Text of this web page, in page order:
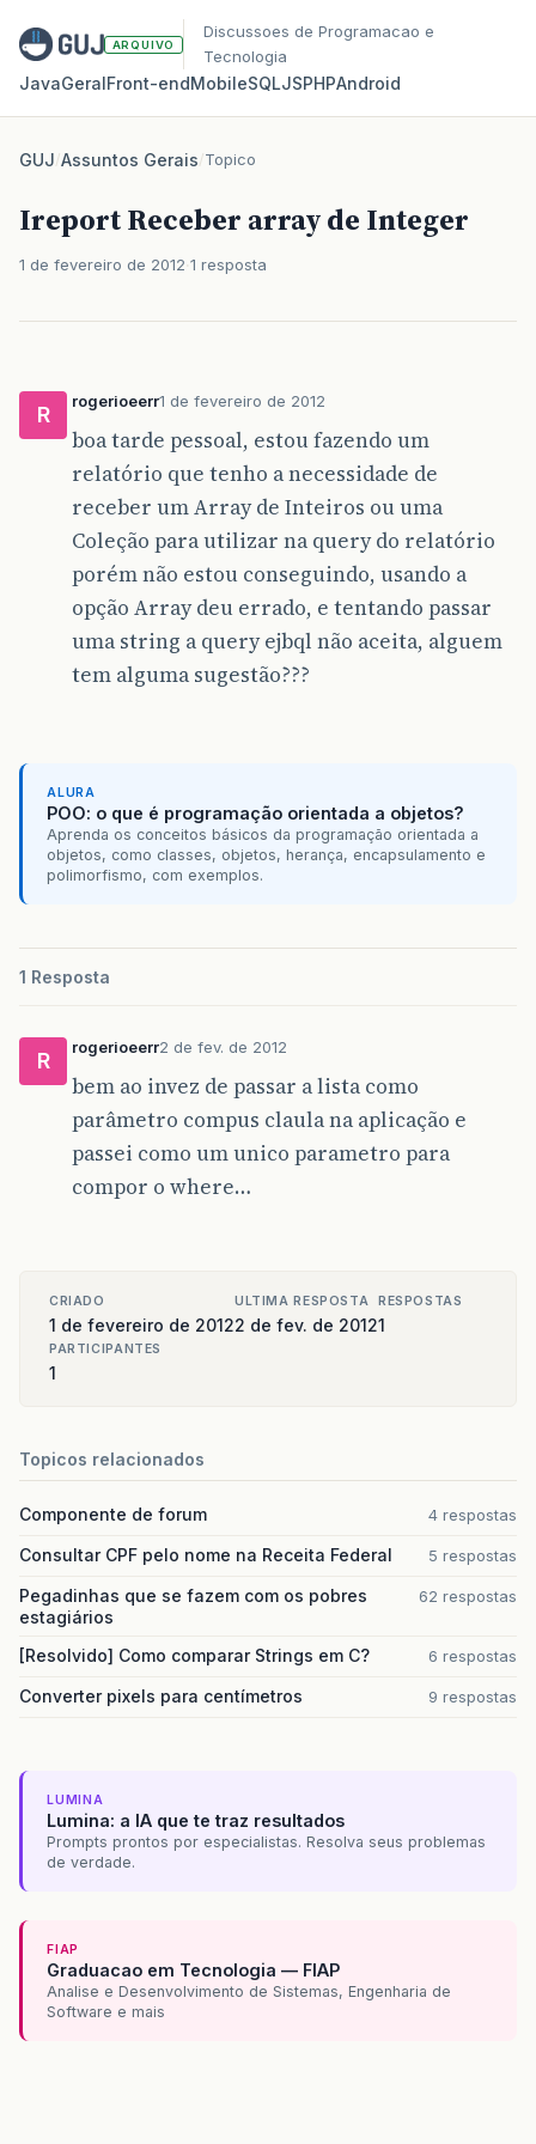
ARQUIVO
Discussoes de Programacao e
Tecnologia
JavaGeralFront‑endMobileSQLJSPHPAndroid
GUJ/Assuntos Gerais/Topico
Ireport Receber array de Integer
1 de fevereiro de 2012 1 resposta
R
rogerioeerr1 de fevereiro de 2012
boa tarde pessoal, estou fazendo um
relatório que tenho a necessidade de
receber um Array de Inteiros ou uma
Coleção para utilizar na query do relatório
porém não estou conseguindo, usando a
opção Array deu errado, e tentando passar
uma string a query ejbql não aceita, alguem
tem alguma sugestão???
ALURA
POO: o que é programação orientada a objetos?
Aprenda os conceitos básicos da programação orientada a
objetos, como classes, objetos, herança, encapsulamento e
polimorfismo, com exemplos.
1 Resposta
R
rogerioeerr2 de fev. de 2012
bem ao invez de passar a lista como
parâmetro compus claula na aplicação e
passei como um unico parametro para
compor o where…
CRIADO
1 de fevereiro de 2012
ULTIMA RESPOSTA
2 de fev. de 2012
RESPOSTAS
1
PARTICIPANTES
1
Topicos relacionados
Componente de forum 4 respostas
Consultar CPF pelo nome na Receita Federal 5 respostas
Pegadinhas que se fazem com os pobres
estagiários
62 respostas
[Resolvido] Como comparar Strings em C? 6 respostas
Converter pixels para centímetros 9 respostas
LUMINA
Lumina: a IA que te traz resultados
Prompts prontos por especialistas. Resolva seus problemas
de verdade.
FIAP
Graduacao em Tecnologia — FIAP
Analise e Desenvolvimento de Sistemas, Engenharia de
Software e mais